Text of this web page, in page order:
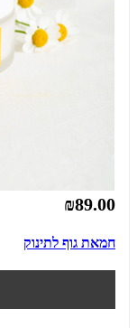
₪89.00
חמאת גוף לתינוק